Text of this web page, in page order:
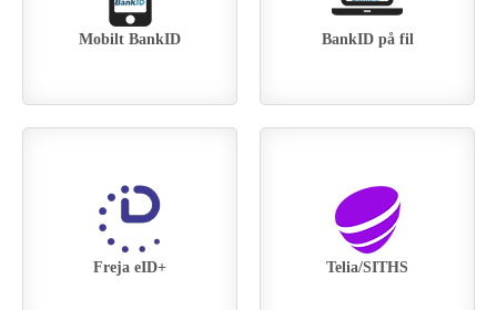
Mobilt BankID BankID på fil
Telia/SITHS
Freja eID+